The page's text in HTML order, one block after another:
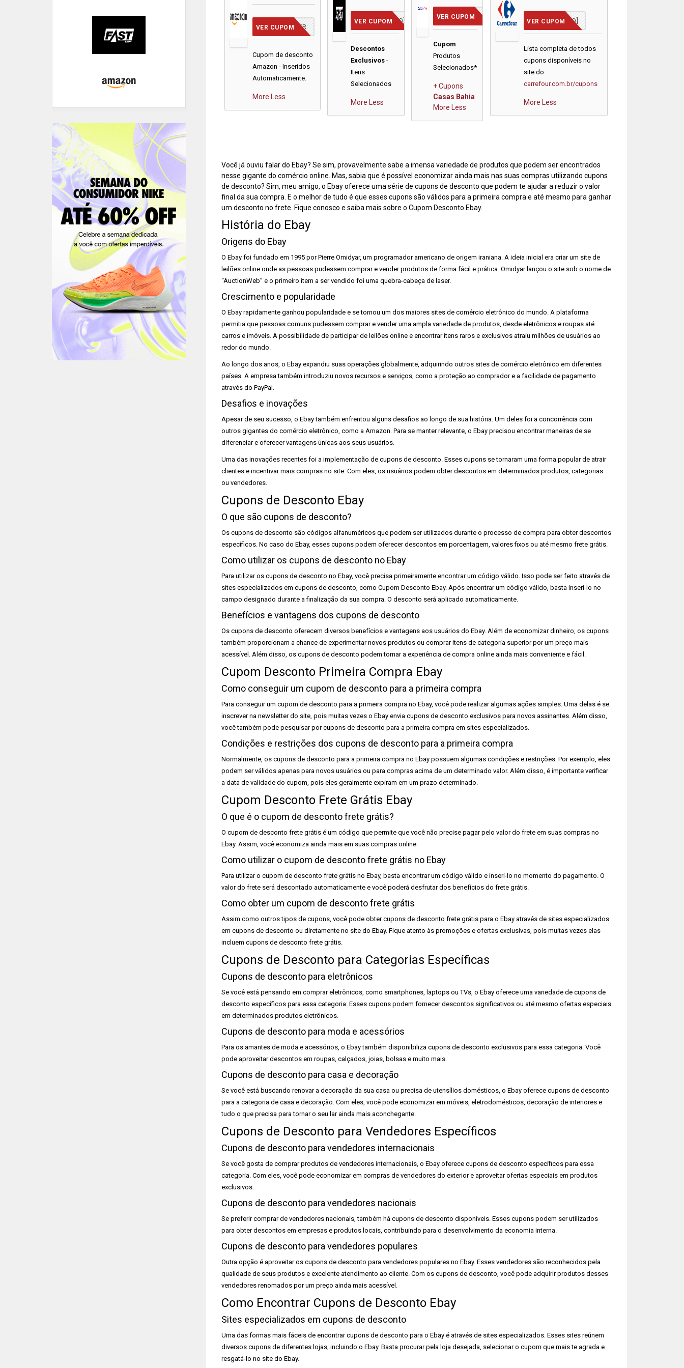
CUPOM INSERIDO
VER CUPOM
Cupom de desconto
Amazon - Inseridos
Automaticamente.
More Less
[JA INCLUSO]
VER CUPOM
Descontos
Exclusivos -
Itens
Selecionados
More Less
VCMERECE
VER CUPOM
Cupom
Produtos
Selecionados*
+ Cupons
Casas Bahia
More Less
[JÁ INCLUSO]
VER CUPOM
Lista completa de todos
cupons disponíveis no
site do
carrefour.com.br/cupons
More Less
Você já ouviu falar do Ebay? Se sim, provavelmente sabe a imensa variedade de produtos que podem ser encontrados
nesse gigante do comércio online. Mas, sabia que é possível economizar ainda mais nas suas compras utilizando cupons
de desconto? Sim, meu amigo, o Ebay oferece uma série de cupons de desconto que podem te ajudar a reduzir o valor
final da sua compra. E o melhor de tudo é que esses cupons são válidos para a primeira compra e até mesmo para ganhar
um desconto no frete. Fique conosco e saiba mais sobre o Cupom Desconto Ebay.
História do Ebay
Origens do Ebay
O Ebay foi fundado em 1995 por Pierre Omidyar, um programador americano de origem iraniana. A ideia inicial era criar um site de
leilões online onde as pessoas pudessem comprar e vender produtos de forma fácil e prática. Omidyar lançou o site sob o nome de
“AuctionWeb” e o primeiro item a ser vendido foi uma quebra-cabeça de laser.
Crescimento e popularidade
O Ebay rapidamente ganhou popularidade e se tornou um dos maiores sites de comércio eletrônico do mundo. A plataforma
permitia que pessoas comuns pudessem comprar e vender uma ampla variedade de produtos, desde eletrônicos e roupas até
carros e imóveis. A possibilidade de participar de leilões online e encontrar itens raros e exclusivos atraiu milhões de usuários ao
redor do mundo.
Ao longo dos anos, o Ebay expandiu suas operações globalmente, adquirindo outros sites de comércio eletrônico em diferentes
países. A empresa também introduziu novos recursos e serviços, como a proteção ao comprador e a facilidade de pagamento
através do PayPal.
Desafios e inovações
Apesar de seu sucesso, o Ebay também enfrentou alguns desafios ao longo de sua história. Um deles foi a concorrência com
outros gigantes do comércio eletrônico, como a Amazon. Para se manter relevante, o Ebay precisou encontrar maneiras de se
diferenciar e oferecer vantagens únicas aos seus usuários.
Uma das inovações recentes foi a implementação de cupons de desconto. Esses cupons se tornaram uma forma popular de atrair
clientes e incentivar mais compras no site. Com eles, os usuários podem obter descontos em determinados produtos, categorias
ou vendedores.
Cupons de Desconto Ebay
O que são cupons de desconto?
Os cupons de desconto são códigos alfanuméricos que podem ser utilizados durante o processo de compra para obter descontos
específicos. No caso do Ebay, esses cupons podem oferecer descontos em porcentagem, valores fixos ou até mesmo frete grátis.
Como utilizar os cupons de desconto no Ebay
Para utilizar os cupons de desconto no Ebay, você precisa primeiramente encontrar um código válido. Isso pode ser feito através de
sites especializados em cupons de desconto, como Cupom Desconto Ebay. Após encontrar um código válido, basta inseri-lo no
campo designado durante a finalização da sua compra. O desconto será aplicado automaticamente.
Benefícios e vantagens dos cupons de desconto
Os cupons de desconto oferecem diversos benefícios e vantagens aos usuários do Ebay. Além de economizar dinheiro, os cupons
também proporcionam a chance de experimentar novos produtos ou comprar itens de categoria superior por um preço mais
acessível. Além disso, os cupons de desconto podem tornar a experiência de compra online ainda mais conveniente e fácil.
Cupom Desconto Primeira Compra Ebay
Como conseguir um cupom de desconto para a primeira compra
Para conseguir um cupom de desconto para a primeira compra no Ebay, você pode realizar algumas ações simples. Uma delas é se
inscrever na newsletter do site, pois muitas vezes o Ebay envia cupons de desconto exclusivos para novos assinantes. Além disso,
você também pode pesquisar por cupons de desconto para a primeira compra em sites especializados.
Condições e restrições dos cupons de desconto para a primeira compra
Normalmente, os cupons de desconto para a primeira compra no Ebay possuem algumas condições e restrições. Por exemplo, eles
podem ser válidos apenas para novos usuários ou para compras acima de um determinado valor. Além disso, é importante verificar
a data de validade do cupom, pois eles geralmente expiram em um prazo determinado.
Cupom Desconto Frete Grátis Ebay
O que é o cupom de desconto frete grátis?
O cupom de desconto frete grátis é um código que permite que você não precise pagar pelo valor do frete em suas compras no
Ebay. Assim, você economiza ainda mais em suas compras online.
Como utilizar o cupom de desconto frete grátis no Ebay
Para utilizar o cupom de desconto frete grátis no Ebay, basta encontrar um código válido e inseri-lo no momento do pagamento. O
valor do frete será descontado automaticamente e você poderá desfrutar dos benefícios do frete grátis.
Como obter um cupom de desconto frete grátis
Assim como outros tipos de cupons, você pode obter cupons de desconto frete grátis para o Ebay através de sites especializados
em cupons de desconto ou diretamente no site do Ebay. Fique atento às promoções e ofertas exclusivas, pois muitas vezes elas
incluem cupons de desconto frete grátis.
Cupons de Desconto para Categorias Específicas
Cupons de desconto para eletrônicos
Se você está pensando em comprar eletrônicos, como smartphones, laptops ou TVs, o Ebay oferece uma variedade de cupons de
desconto específicos para essa categoria. Esses cupons podem fornecer descontos significativos ou até mesmo ofertas especiais
em determinados produtos eletrônicos.
Cupons de desconto para moda e acessórios
Para os amantes de moda e acessórios, o Ebay também disponibiliza cupons de desconto exclusivos para essa categoria. Você
pode aproveitar descontos em roupas, calçados, joias, bolsas e muito mais.
Cupons de desconto para casa e decoração
Se você está buscando renovar a decoração da sua casa ou precisa de utensílios domésticos, o Ebay oferece cupons de desconto
para a categoria de casa e decoração. Com eles, você pode economizar em móveis, eletrodomésticos, decoração de interiores e
tudo o que precisa para tornar o seu lar ainda mais aconchegante.
Cupons de Desconto para Vendedores Específicos
Cupons de desconto para vendedores internacionais
Se você gosta de comprar produtos de vendedores internacionais, o Ebay oferece cupons de desconto específicos para essa
categoria. Com eles, você pode economizar em compras de vendedores do exterior e aproveitar ofertas especiais em produtos
exclusivos.
Cupons de desconto para vendedores nacionais
Se preferir comprar de vendedores nacionais, também há cupons de desconto disponíveis. Esses cupons podem ser utilizados
para obter descontos em empresas e produtos locais, contribuindo para o desenvolvimento da economia interna.
Cupons de desconto para vendedores populares
Outra opção é aproveitar os cupons de desconto para vendedores populares no Ebay. Esses vendedores são reconhecidos pela
qualidade de seus produtos e excelente atendimento ao cliente. Com os cupons de desconto, você pode adquirir produtos desses
vendedores renomados por um preço ainda mais acessível.
Como Encontrar Cupons de Desconto Ebay
Sites especializados em cupons de desconto
Uma das formas mais fáceis de encontrar cupons de desconto para o Ebay é através de sites especializados. Esses sites reúnem
diversos cupons de diferentes lojas, incluindo o Ebay. Basta procurar pela loja desejada, selecionar o cupom que mais te agrada e
resgatá-lo no site do Ebay.